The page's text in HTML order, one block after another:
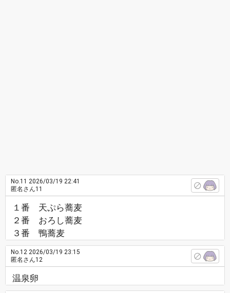
No.11 2026/03/19 22:41
匿名さん11
１番 天ぷら蕎麦
２番 おろし蕎麦
３番 鴨蕎麦
No.12 2026/03/19 23:15
匿名さん12
温泉卵